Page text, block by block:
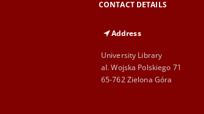
CONTACT DETAILS
Address
University Library
al. Wojska Polskiego 71
65-762 Zielona Góra